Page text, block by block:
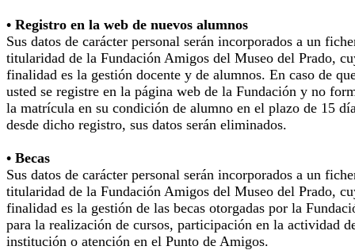
• Registro en la web de nuevos alumnos
Sus datos de carácter personal serán incorporados a un
titularidad de la Fundación Amigos del Museo del Prado,
finalidad es la gestión docente y de alumnos. En caso de
usted se registre en la página web de la Fundación y no
la matrícula en su condición de alumno en el plazo de 15
desde dicho registro, sus datos serán eliminados.
• Becas
Sus datos de carácter personal serán incorporados a un
titularidad de la Fundación Amigos del Museo del Prado,
finalidad es la gestión de las becas otorgadas por la
para la realización de cursos, participación en la actividad
institución o atención en el Punto de Amigos.